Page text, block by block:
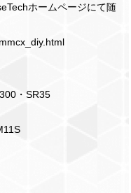
ホームページにて随
・SR35